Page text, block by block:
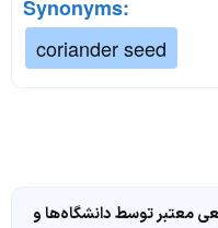
Synonyms:
coriander seed
معتبر توسط دانشگاه‌ها و